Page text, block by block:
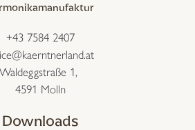
+43 7584 2407
Waldeggstraße 1,
4591 Molln
Downloads